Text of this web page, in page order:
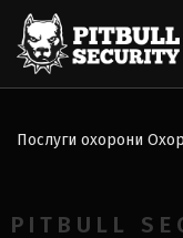
Послуги охорони
PITBULL